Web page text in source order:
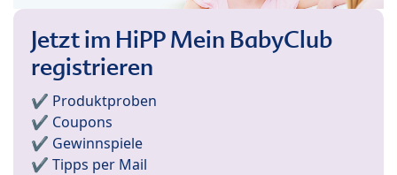
Jetzt im HiPP Mein BabyClub
registrieren
✔️ Produktproben
✔️ Coupons
✔️ Gewinnspiele
✔️ Tipps per Mail